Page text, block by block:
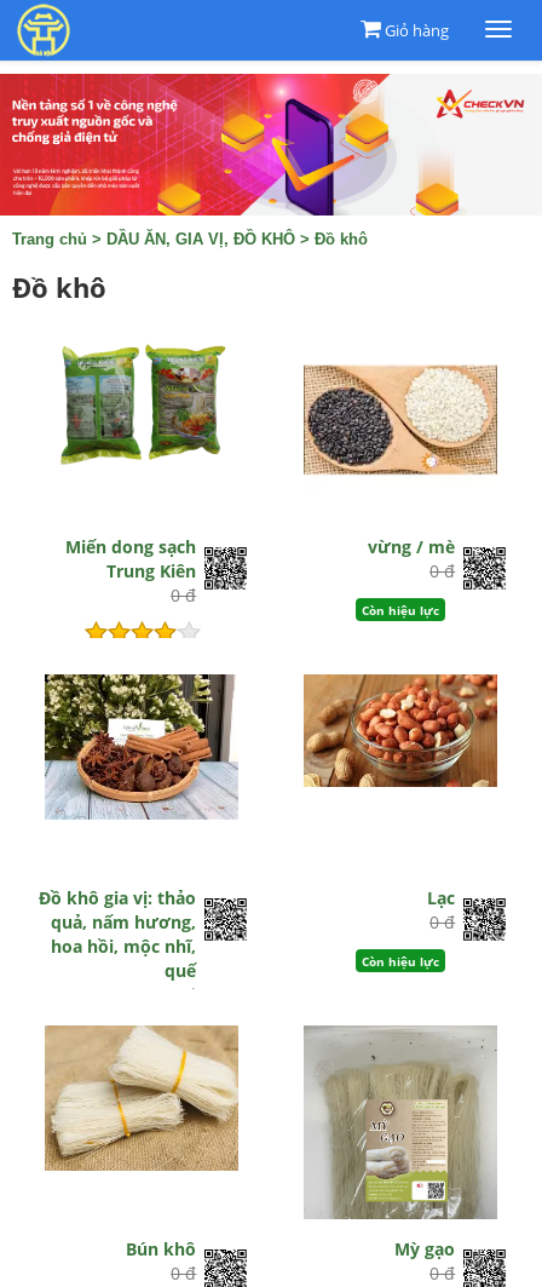
Giỏ hàng
Trang chủ > DẦU ĂN, GIA VỊ, ĐỒ KHÔ > Đồ khô
Đồ khô
Miến dong sạch
Trung Kiên
0 đ
vừng / mè
0 đ
Còn hiệu lực
Đồ khô gia vị: thảo
quả, nấm hương,
hoa hồi, mộc nhĩ,
quế
0 đ
Còn hiệu lực
Lạc
0 đ
Còn hiệu lực
Bún khô
0 đ
Mỳ gạo
0 đ